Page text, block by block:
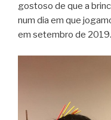
gostoso de que a
num dia em que
em setembro de 2019.